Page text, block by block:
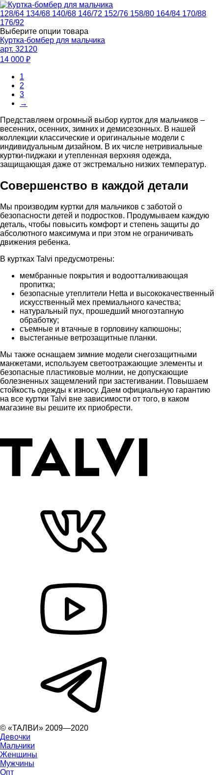
128/64 134/68 140/68 146/72 152/76 158/80 164/84 170/88
176/92
Выберите опции товара
Куртка-бомбер для мальчика
арт. 32120
14 000 ₽
1
2
3
→
Представляем огромный выбор курток для мальчиков –
весенних, осенних, зимних и демисезонных. В нашей
коллекции классические и оригинальные модели с
индивидуальным дизайном. В их числе нетривиальные
куртки-пиджаки и утепленная верхняя одежда,
защищающая даже от экстремально низких температур.
Совершенство в каждой детали
Мы производим куртки для мальчиков с заботой о
безопасности детей и подростков. Продумываем каждую
деталь, чтобы повысить комфорт и степень защиты до
абсолютного максимума и при этом не ограничивать
движения ребенка.
В куртках Talvi предусмотрены:
мембранные покрытия и водоотталкивающая
пропитка;
безопасные утеплители Hetta и высококачественный
искусственный мех премиального качества;
натуральный пух, прошедший многоэтапную
обработку;
съемные и втачные в горловину капюшоны;
выстеганные ветрозащитные планки.
Мы также оснащаем зимние модели снегозащитными
манжетами, используем светоотражающие элементы и
безопасные пластиковые молнии, не допускающие
болезненных защемлений при застегивании. Повышаем
стойкость одежды к износу. Даем официальную гарантию
на все куртки Talvi вне зависимости от того, в каком
магазине вы решите их приобрести.
© «ТАЛВИ» 2009—2020
Девочки
Мальчики
Женщины
Мужчины
Опт